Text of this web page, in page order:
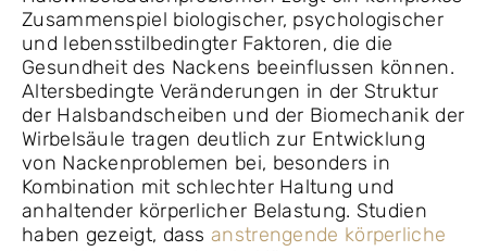
Zusammenspiel biologischer, psychologischer
und lebensstilbedingter Faktoren, die die
Gesundheit des Nackens beeinflussen können.
Altersbedingte Veränderungen in der Struktur
der Halsbandscheiben und der Biomechanik der
Wirbelsäule tragen deutlich zur Entwicklung
von Nackenproblemen bei, besonders in
Kombination mit schlechter Haltung und
anhaltender körperlicher Belastung. Studien
haben gezeigt, dassanstrengende körperliche